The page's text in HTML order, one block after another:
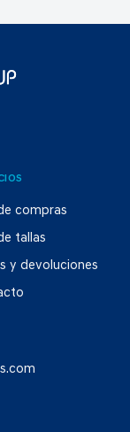
compras
tallas
y devoluciones